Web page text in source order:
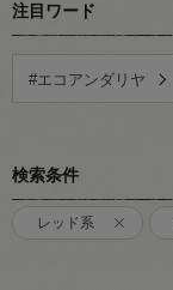
注目ワード
#エコアンダリヤ
検索条件
レッド系